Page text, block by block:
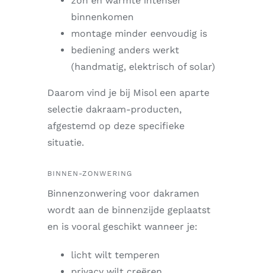
binnenkomen
montage minder eenvoudig is
bediening anders werkt
(handmatig, elektrisch of solar)
Daarom vind je bij Misol een aparte
selectie dakraam-producten,
afgestemd op deze specifieke
situatie.
BINNEN-ZONWERING
Binnenzonwering voor dakramen
wordt aan de binnenzijde geplaatst
en is vooral geschikt wanneer je:
licht wilt temperen